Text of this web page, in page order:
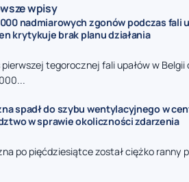
wpisy
nadmiarowych zgonów podczas fali
krytykuje brak planu działania
tegorocznej fali upałów w
spadł do szybu wentylacyjnego w
w sprawie okoliczności zdarzenia
po pięćdziesiątce został ciężko ranny